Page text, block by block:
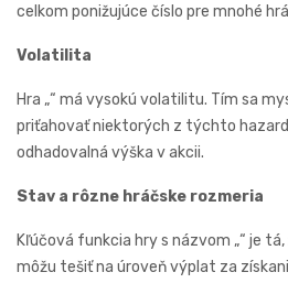
celkom ponižujúce číslo pre mnohé
Volatilita
Hra „“ má vysokú volatilitu. Tím sa
priťahovať niektorých z týchto
odhadovalná výška v akcii.
Stav a rôzne hráčske rozmeria
Kľúčová funkcia hry s názvom „“ je
môžu tešiť na úroveň výplat za